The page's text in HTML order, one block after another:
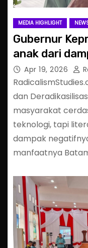
MEDIA HIGHLIGHT
Gubernur
anak dari
Apr 19, 2026
dan
masyarakat
teknologi, tapi
dampak
manfaatnya